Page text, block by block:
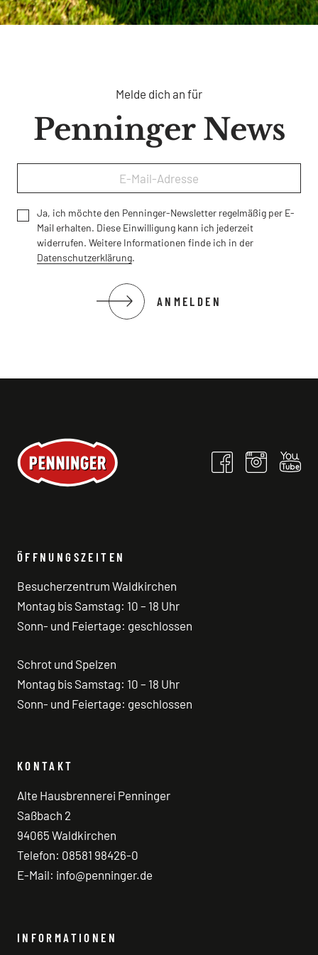
Melde dich an für
Penninger News
Ja, ich möchte den Penninger-Newsletter regelmäßig per E-
Mail erhalten. Diese Einwilligung kann ich jederzeit
widerrufen. Weitere Informationen finde ich in der
Datenschutzerklärung.
ANMELDEN
ÖFFNUNGSZEITEN
Besucherzentrum Waldkirchen
Montag bis Samstag: 10 – 18 Uhr
Sonn- und Feiertage: geschlossen
Schrot und Spelzen
Montag bis Samstag: 10 – 18 Uhr
Sonn- und Feiertage: geschlossen
KONTAKT
Alte Hausbrennerei Penninger
Saßbach 2
94065 Waldkirchen
Telefon: 08581 98426-0
E-Mail: info@penninger.de
INFORMATIONEN